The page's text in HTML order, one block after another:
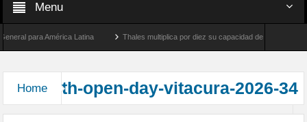
Menu
para América Latina Thales multiplica por diez su capacidad de producción de
Home th-open-day-vitacura-2026-34